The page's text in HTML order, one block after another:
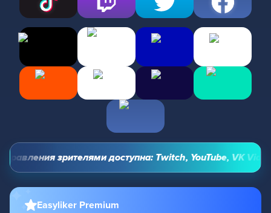
зрителями доступна: Twitch, YouTube, VK Video
Easyliker Premium